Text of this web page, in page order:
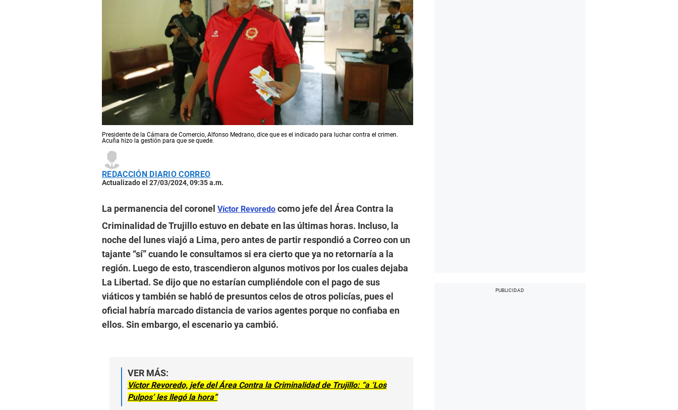
Presidente de la Cámara de Comercio, Alfonso Medrano, dice que es el indicado para luchar contra el crimen.
Acuña hizo la gestión para que se quede.
REDACCIÓN DIARIO CORREO
Actualizado el 27/03/2024, 09:35 a.m.
La permanencia del coronel Víctor Revoredo como jefe del Área Contra la
Criminalidad de Trujillo estuvo en debate en las últimas horas. Incluso, la
noche del lunes viajó a Lima, pero antes de partir respondió a Correo con un
tajante “sí” cuando le consultamos si era cierto que ya no retornaría a la
región. Luego de esto, trascendieron algunos motivos por los cuales dejaba
La Libertad. Se dijo que no estarían cumpliéndole con el pago de sus
viáticos y también se habló de presuntos celos de otros policías, pues el
oficial habría marcado distancia de varios agentes porque no confiaba en
ellos. Sin embargo, el escenario ya cambió.
VER MÁS:
Víctor Revoredo, jefe del Área Contra la Criminalidad de Trujillo: “a ‘Los
Pulpos’ les llegó la hora”